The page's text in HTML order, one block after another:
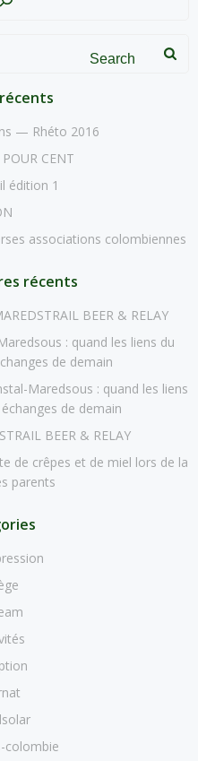
— Rhéto 2016
CENT
édition 1
associations colombiennes
récents
BEER & RELAY
: quand les liens du
de demain
Maredsous : quand les liens
de demain
BEER & RELAY
de crêpes et de miel lors de la
parents
colombie